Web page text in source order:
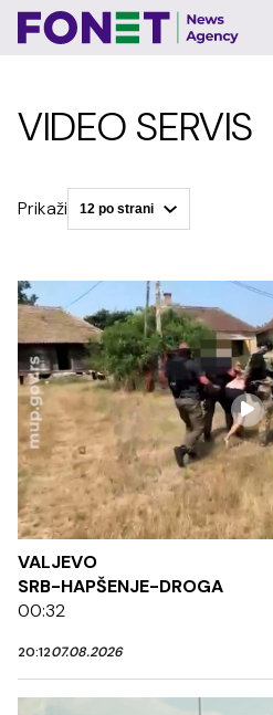
VIDEO SERVIS
Prikaži
VALJEVO
SRB-HAPŠENJE-DROGA
00:32
20:1207.08.2026